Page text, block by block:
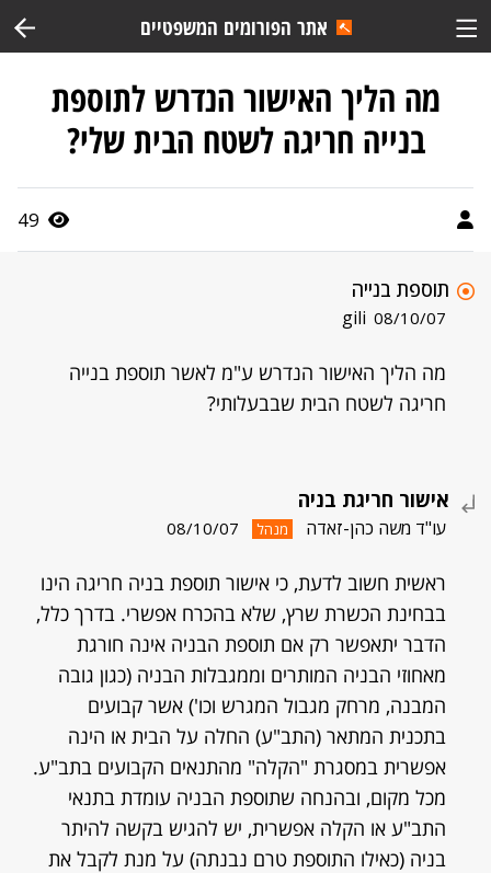
אתר הפורומים המשפטיים
מה הליך האישור הנדרש לתוספת
בנייה חריגה לשטח הבית שלי?
49
תוספת בנייה
gili 08/10/07
מה הליך האישור הנדרש ע"מ לאשר תוספת בנייה
חריגה לשטח הבית שבבעלותי?
אישור חריגת בניה
עו"ד משה כהן-זאדה מנהל 08/10/07
ראשית חשוב לדעת, כי אישור תוספת בניה חריגה הינו
בבחינת הכשרת שרץ, שלא בהכרח אפשרי. בדרך כלל,
הדבר יתאפשר רק אם תוספת הבניה אינה חורגת
מאחוזי הבניה המותרים וממגבלות הבניה (כגון גובה
המבנה, מרחק מגבול המגרש וכו') אשר קבועים
בתכנית המתאר (התב"ע) החלה על הבית או הינה
אפשרית במסגרת "הקלה" מהתנאים הקבועים בתב"ע.
מכל מקום, ובהנחה שתוספת הבניה עומדת בתנאי
התב"ע או הקלה אפשרית, יש להגיש בקשה להיתר
בניה (כאילו התוספת טרם נבנתה) על מנת לקבל את